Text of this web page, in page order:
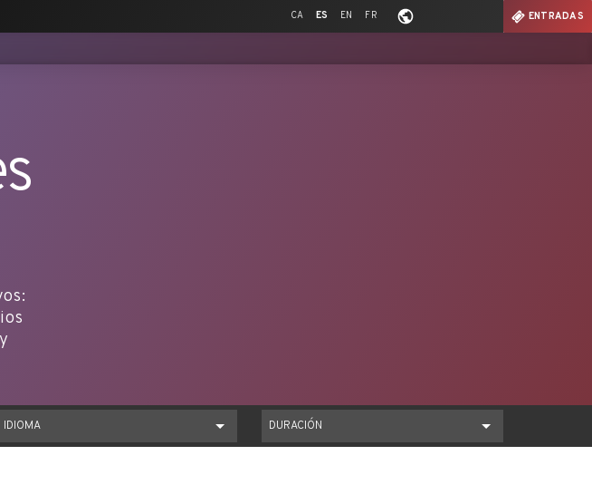
CA ES EN FR ENTRADAS
IDIOMA DURACIÓN